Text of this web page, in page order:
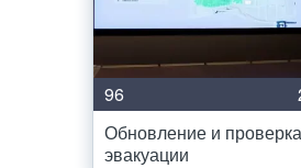
96
Обновление и
эвакуации